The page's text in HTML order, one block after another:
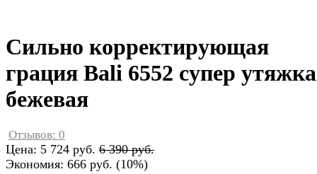
Сильно корректирующая
грация Bali 6552 супер утяжка
бежевая
Отзывов: 0
Цена: 5 724 руб. 6 390 руб.
Экономия: 666 руб. (10%)